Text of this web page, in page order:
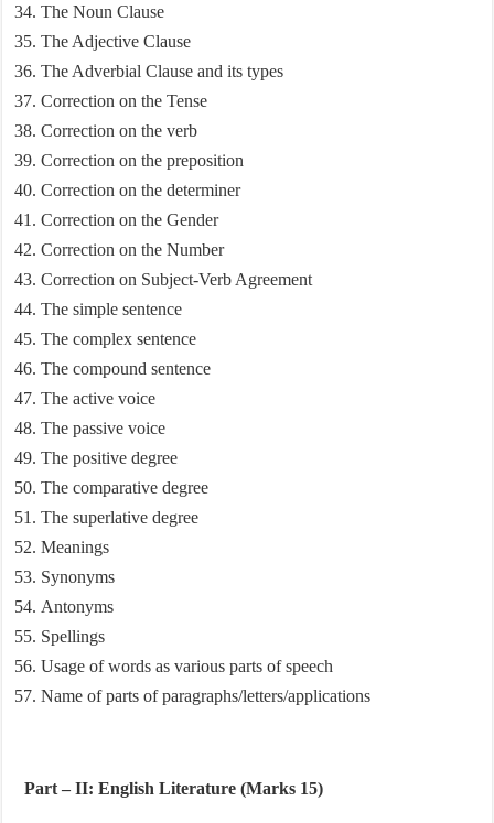
The Noun Clause
The Adjective Clause
The Adverbial Clause and its types
Correction on the Tense
Correction on the verb
Correction on the preposition
Correction on the determiner
Correction on the Gender
Correction on the Number
Correction on Subject-Verb Agreement
The simple sentence
The complex sentence
The compound sentence
The active voice
The passive voice
The positive degree
The comparative degree
The superlative degree
Meanings
Synonyms
Antonyms
Spellings
Usage of words as various parts of speech
Name of parts of paragraphs/letters/applications
Part – II: English Literature (Marks 15)